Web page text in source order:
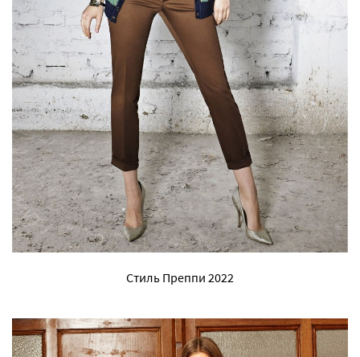
Стиль Преппи 2022